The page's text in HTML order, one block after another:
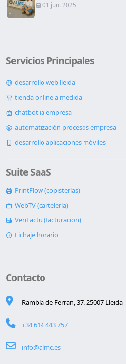
01 jun. 2025
Servicios Principales
desarrollo web lleida
tienda online a medida
chatbot ia empresa
automatización procesos empresa
desarrollo aplicaciones móviles
Suite SaaS
PrintFlow (copisterías)
WebTV (cartelería)
VeriFactu (facturación)
Fichaje horario
Contacto
Rambla de Ferran, 37, 25007 Lleida
+34 614 443 757
info@almc.es